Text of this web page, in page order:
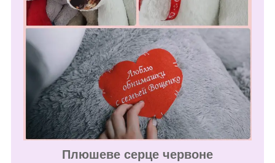
Плюшеве серце червоне